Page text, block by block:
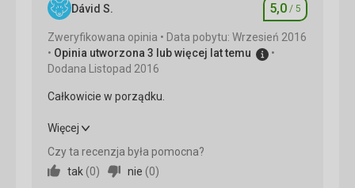
Dávid S. Ocena
5,0 / 5
Zweryfikowana opinia
Data pobytu: Wrzesień 2016
Opinia utworzona 3 lub więcej lat temu
Dodana Listopad 2016
Całkowicie w porządku.
Całkowicie w porządku.
Wyżywienie
Więcej
Czy ta recenzja była pomocna?
tak (0) nie (0)